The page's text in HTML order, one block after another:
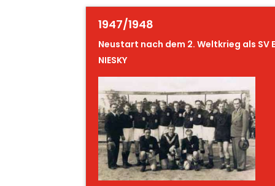
1947/1948
Neustart nach dem 2. Weltkrieg als SV
NIESKY